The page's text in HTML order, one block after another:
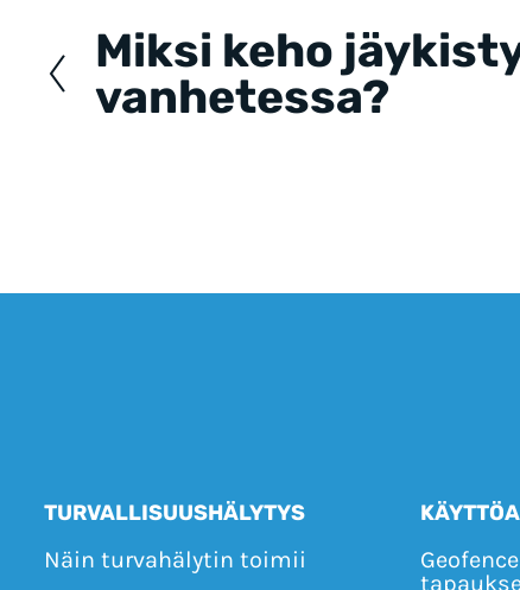
navigation
Miksi keho
vanhetessa?
TURVALLISUUSHÄLYTYS
Näin turvahälytin toimii